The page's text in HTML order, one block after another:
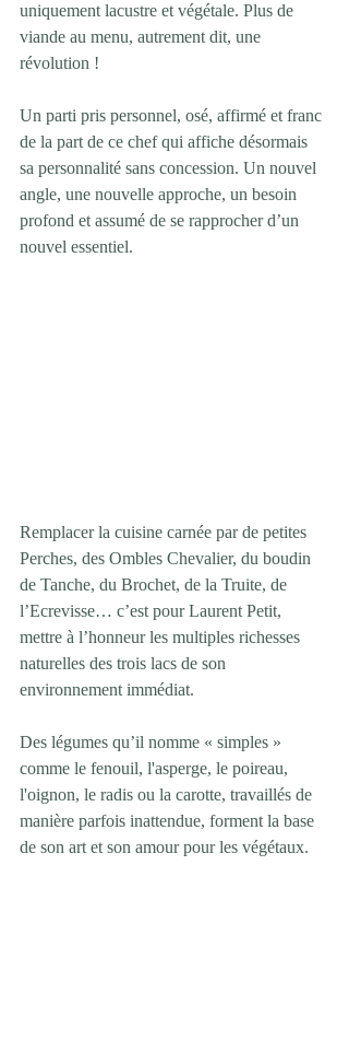
uniquement lacustre et végétale. Plus de
viande au menu, autrement dit, une
révolution !
Un parti pris personnel, osé, affirmé et franc
de la part de ce chef qui affiche désormais
sa personnalité sans concession. Un nouvel
angle, une nouvelle approche, un besoin
profond et assumé de se rapprocher d’un
nouvel essentiel.
Remplacer la cuisine carnée par de petites
Perches, des Ombles Chevalier, du boudin
de Tanche, du Brochet, de la Truite, de
l’Ecrevisse… c’est pour Laurent Petit,
mettre à l’honneur les multiples richesses
naturelles des trois lacs de son
environnement immédiat.
Des légumes qu’il nomme « simples »
comme le fenouil, l'asperge, le poireau,
l'oignon, le radis ou la carotte, travaillés de
manière parfois inattendue, forment la base
de son art et son amour pour les végétaux.